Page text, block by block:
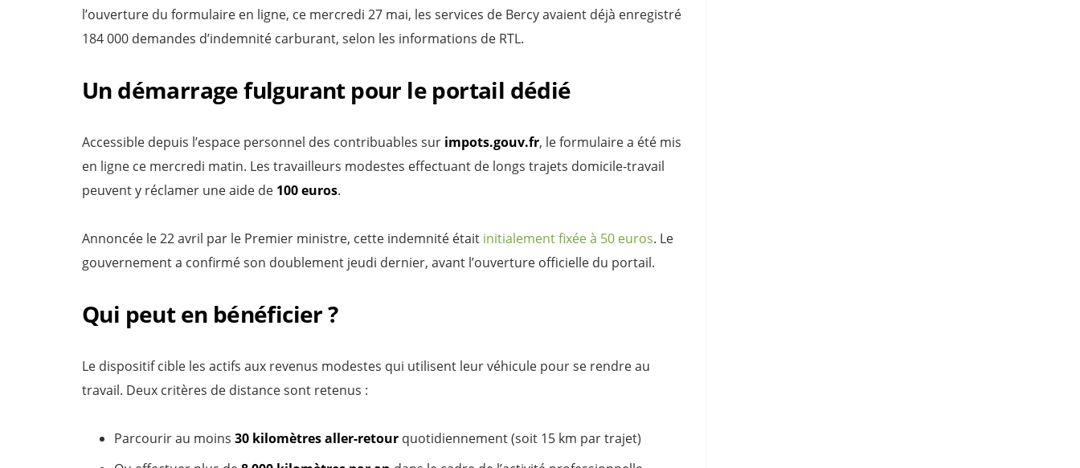
l’ouverture du formulaire en ligne, ce mercredi 27 mai, les services de Bercy avaient déjà enregistré
184 000 demandes d’indemnité carburant, selon les informations de RTL.
Un démarrage fulgurant pour le portail dédié
Accessible depuis l’espace personnel des contribuables sur impots.gouv.fr, le formulaire a été mis
en ligne ce mercredi matin. Les travailleurs modestes effectuant de longs trajets domicile-travail
peuvent y réclamer une aide de 100 euros.
Annoncée le 22 avril par le Premier ministre, cette indemnité était initialement fixée à 50 euros. Le
gouvernement a confirmé son doublement jeudi dernier, avant l’ouverture officielle du portail.
Qui peut en bénéficier ?
Le dispositif cible les actifs aux revenus modestes qui utilisent leur véhicule pour se rendre au
travail. Deux critères de distance sont retenus :
Parcourir au moins 30 kilomètres aller-retour quotidiennement (soit 15 km par trajet)